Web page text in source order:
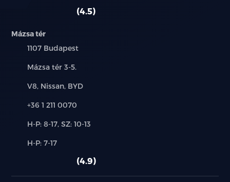
8 hangszórós audió
Navigáció Google Maps-el
Intelligens hangvezérlés: "Hi, BYD"
4G internet
Felhőszolgáltatás - BYD applikáció
18W-os USB-C típusú csatlakozó
4.5
Mázsa tér
Település:
1107 Budapest
Cím:
Mázsa tér 3-5.
Márkák:
V8, Nissan, BYD
Telefon:
+36 1 211 0070
Új-
használt
H-P: 8-17, SZ: 10-13
Alkatrész,
H-P: 7-17
4.9